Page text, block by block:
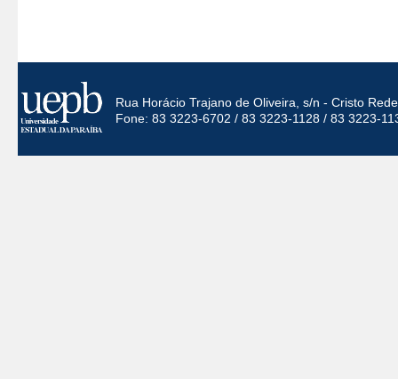
Rua Horácio Trajano de Oliveira, s/n - Cristo
Fone: 83 3223-6702 / 83 3223-1128 / 83 3223-